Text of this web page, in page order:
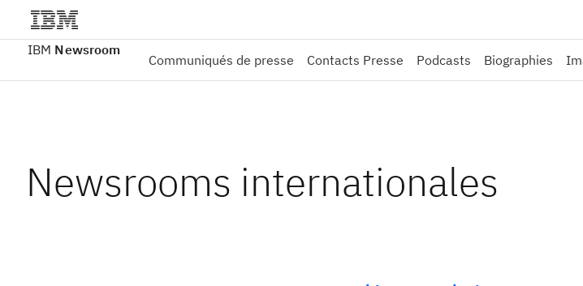
IBM Newsroom
Communiqués de presse Contacts Presse Podcasts Biographies
Newsrooms internationales